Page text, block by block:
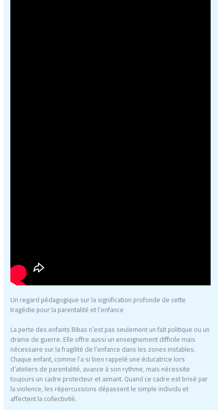
Un regard pédagogique sur la signification profonde de cette
tragédie pour la parentalité et l’enfance
La perte des enfants Bibas n’est pas seulement un fait politique ou un
drame de guerre. Elle offre aussi un enseignement difficile mais
nécessaire sur la fragilité de l’enfance dans les zones instables.
Chaque enfant, comme l’a si bien rappelé une éducatrice lors
d’ateliers de parentalité, avance à son rythme, mais nécessite
toujours un cadre protecteur et aimant. Quand ce cadre est brisé par
la violence, les répercussions dépassent le simple individu et
affectent la collectivité.